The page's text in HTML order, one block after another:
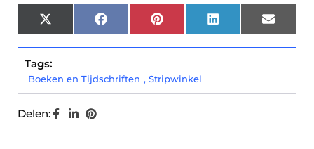
X
(Twitter)
Facebook Pinterest LinkedIn Email
Tags:
Boeken en Tijdschriften , Stripwinkel
Delen: